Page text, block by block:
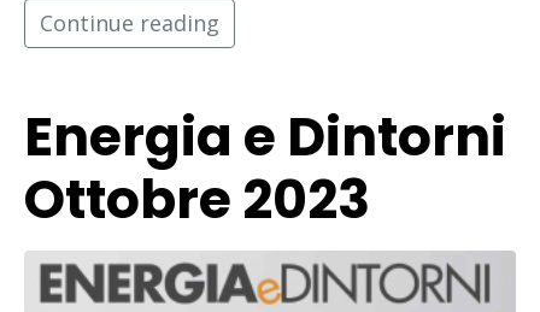
Continue reading
Energia e Dintorni
Ottobre 2023